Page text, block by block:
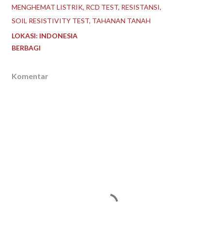
MENGHEMAT LISTRIK RCD TEST RESISTANSI
SOIL RESISTIVITY TEST TAHANAN TANAH
LOKASI: INDONESIA
BERBAGI
Komentar